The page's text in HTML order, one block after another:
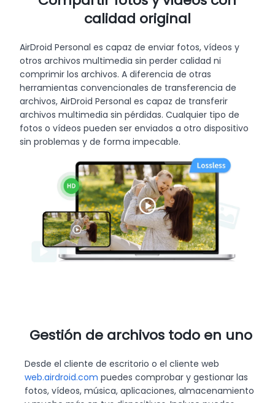
calidad original
AirDroid Personal es capaz de enviar fotos, vídeos y
otros archivos multimedia sin perder calidad ni
comprimir los archivos. A diferencia de otras
herramientas convencionales de transferencia de
archivos, AirDroid Personal es capaz de transferir
archivos multimedia sin pérdidas. Cualquier tipo de
fotos o vídeos pueden ser enviados a otro dispositivo
sin problemas y de forma impecable.
Gestión de archivos todo en uno
Desde el cliente de escritorio o el cliente web
web.airdroid.com puedes comprobar y gestionar las
fotos, vídeos, música, aplicaciones, almacenamiento